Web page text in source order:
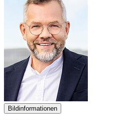
Bildinformationen